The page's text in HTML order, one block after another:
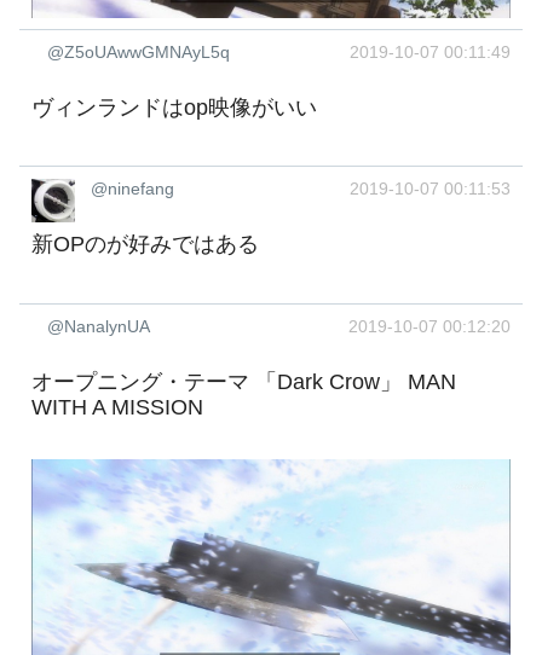
@Z5oUAwwGMNAyL5q 2019-10-07 00:11:49
ヴィンランドはop映像がいい
@ninefang 2019-10-07 00:11:53
新OPのが好みではある
@NanalynUA 2019-10-07 00:12:20
オープニング・テーマ 「Dark Crow」 MAN
WITH A MISSION